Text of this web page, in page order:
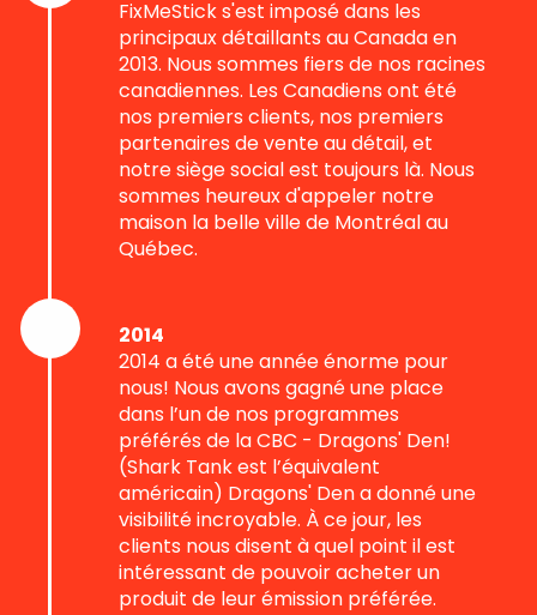
FixMeStick s'est imposé dans les
principaux détaillants au Canada en
2013. Nous sommes fiers de nos racines
canadiennes. Les Canadiens ont été
nos premiers clients, nos premiers
partenaires de vente au détail, et
notre siège social est toujours là. Nous
sommes heureux d'appeler notre
maison la belle ville de Montréal au
Québec.
2014
2014 a été une année énorme pour
nous! Nous avons gagné une place
dans l’un de nos programmes
préférés de la CBC - Dragons' Den!
(Shark Tank est l’équivalent
américain) Dragons' Den a donné une
visibilité incroyable. À ce jour, les
clients nous disent à quel point il est
intéressant de pouvoir acheter un
produit de leur émission préférée.